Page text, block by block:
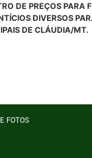
DE PREÇOS PARA
DIVERSOS
DE CLÁUDIA/MT.
FOTOS